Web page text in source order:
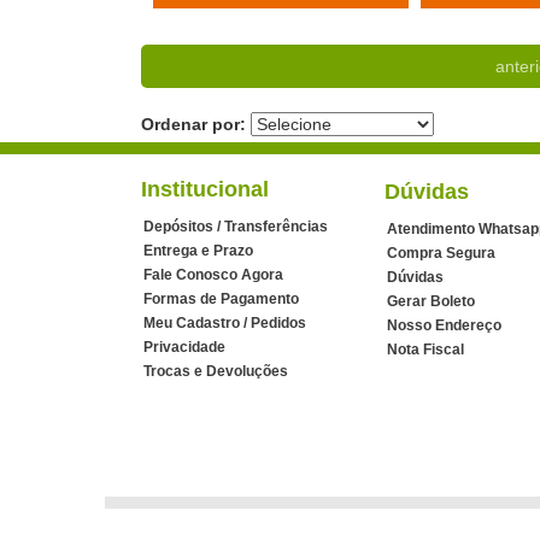
Ordenar por:
Institucional
Depósitos / Transferências
Entrega e Prazo
Fale Conosco Agora
Formas de Pagamento
Meu Cadastro / Pedidos
Privacidade
Trocas e Devoluções
Dúvidas
Atendimento
Compra Segura
Dúvidas
Gerar Boleto
Nosso Endereço
Nota Fiscal